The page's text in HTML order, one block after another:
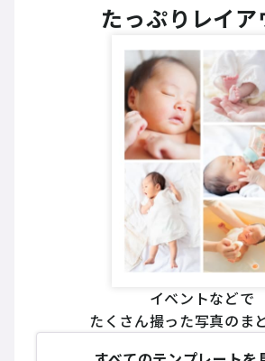
たっぷりレイア
イベントなどで
たくさん撮った写真のま